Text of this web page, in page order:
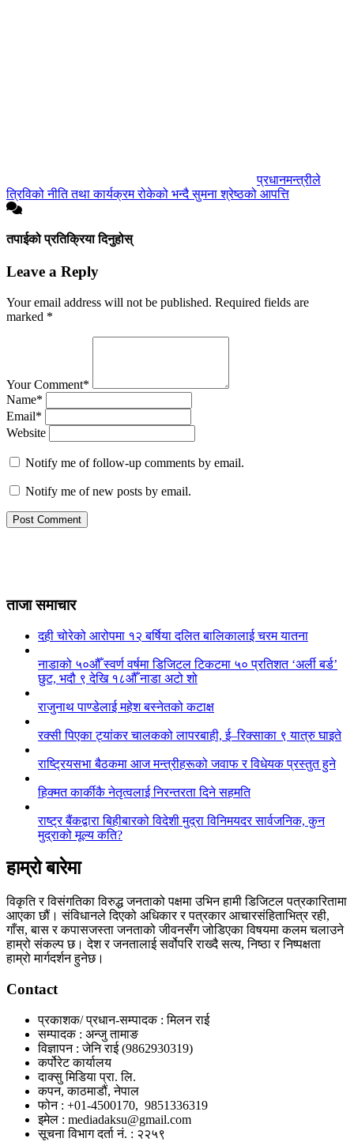
प्रधानमन्त्रीले
त्रिविको नीति तथा कार्यक्रम रोकेको भन्दै सुमना श्रेष्ठको आपत्ति
तपाईको प्रतिक्रिया दिनुहोस्
Leave a Reply
Your email address will not be published. Required fields are
marked *
Your Comment*
Name*
Email*
Website
Notify me of follow-up comments by email.
Notify me of new posts by email.
ताजा समाचार
दही चोरेको आरोपमा १२ बर्षिया दलित बालिकालाई चरम यातना
नाडाको ५०औँ स्वर्ण वर्षमा डिजिटल टिकटमा ५० प्रतिशत ‘अर्ली बर्ड’
छुट, भदौ ९ देखि १८औँ नाडा अटो शो
राजुनाथ पाण्डेलाई महेश बस्नेतको कटाक्ष
रक्सी पिएका ट्यांकर चालकको लापरबाही, ई–रिक्साका ९ यात्रु घाइते
राष्ट्रियसभा बैठकमा आज मन्त्रीहरूको जवाफ र विधेयक प्रस्तुत हुने
हिक्मत कार्कीकै नेतृत्वलाई निरन्तरता दिने सहमति
राष्ट्र बैंकद्वारा बिहीबारको विदेशी मुद्रा विनिमयदर सार्वजनिक, कुन
मुद्राको मूल्य कति?
हाम्रो बारेमा
विकृति र विसंगतिका विरुद्ध जनताको पक्षमा उभिन हामी डिजिटल पत्रकारितामा
आएका छौं। संविधानले दिएको अधिकार र पत्रकार आचारसंहिताभित्र रही,
गाँस, बास र कपासजस्ता जनताको जीवनसँग जोडिएका विषयमा कलम चलाउने
हाम्रो संकल्प छ। देश र जनतालाई सर्वोपरि राख्दै सत्य, निष्ठा र निष्पक्षता
हाम्रो मार्गदर्शन हुनेछ।
Contact
प्रकाशक/ प्रधान-सम्पादक : मिलन राई
सम्पादक : अन्जु तामाङ
विज्ञापन : जेनि राई (9862930319)
कर्पोरेट कार्यालय
दाक्सु मिडिया प्रा. लि.
कपन, काठमाडौं, नेपाल
फोन : +01-4500170, 9851336319
इमेल : mediadaksu@gmail.com
सूचना विभाग दर्ता नं. : २२५९